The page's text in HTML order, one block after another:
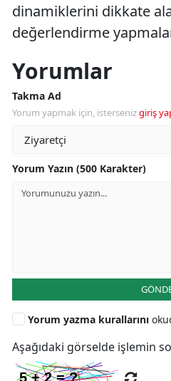
dinamiklerini dikkate
değerlendirme
Yorumlar
Takma Ad
Yorum yapmak için, istersenizgiriş
Yorum Yazın (500 Karakter)
Yorum yazma kurallarını
Aşağıdaki görselde işlemin